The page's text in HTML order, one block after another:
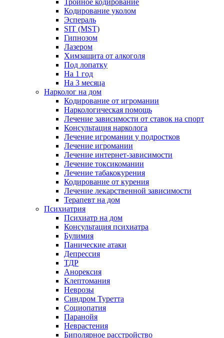
Тройное кодирование
Кодирование уколом
Эспераль
SIT (MST)
Гипнозом
Лазером
Химзащита от алкоголя
Под лопатку
На 1 год
На 3 месяца
Нарколог на дом
Кодирование от игромании
Наркологическая помощь
Лечение зависимости от ставок на спорт
Консультация нарколога
Лечение игромании у подростков
Лечение игромании
Лечение интернет-зависимости
Лечение токсикомании
Лечение табакокурения
Кодирование от курения
Лечение лекарственной зависимости
Терапевт на дом
Психиатрия
Психиатр на дом
Консультация психиатра
Булимия
Панические атаки
Депрессия
ТДР
Анорексия
Клептомания
Неврозы
Синдром Туретта
Социопатия
Паранойя
Неврастения
Биполярное расстройство